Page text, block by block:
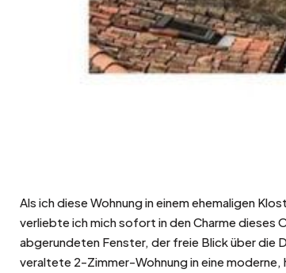
Als ich diese Wohnung in einem ehemaligen
verliebte ich mich sofort in den Charme dieses
abgerundeten Fenster, der freie Blick über die
veraltete 2-Zimmer-Wohnung in eine